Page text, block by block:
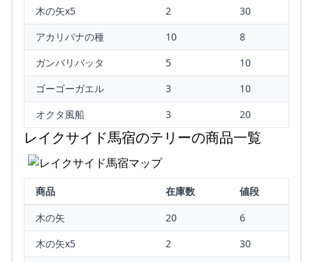
木の矢x5
2
30
アカリバナの種
10
8
ガンバリバッタ
5
10
ゴーゴーガエル
3
10
オクタ風船
3 20
レイクサイド馬宿のテリーの商品一覧
商品 在庫数
値段
木の矢
20
6
木の矢x5
2
30